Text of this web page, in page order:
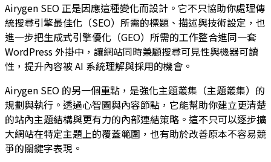
Airygen SEO 正是因應這種變化而設計。它不只協助你處理傳
統搜尋引擎最佳化（SEO）所需的標題、描述與技術設定，也
進一步把生成式引擎優化（GEO）所需的工作整合進同一套
WordPress 外掛中，讓網站同時兼顧搜尋可見性與機器可讀
性，提升內容被 AI 系統理解與採用的機會。
Airygen SEO 的另一個重點，是強化主題叢集（主題叢集）的
規劃與執行。透過心智圖與內容節點，它能幫助你建立更清楚
的站內主題結構與更有力的內部連結策略。這不只可以逐步擴
大網站在特定主題上的覆蓋範圍，也有助於改善原本不容易競
爭的關鍵字表現。